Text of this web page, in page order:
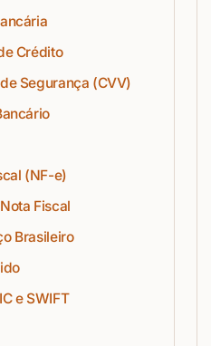
Crédito
Segurança (CVV)
(NF-e)
Fiscal
Brasileiro
e SWIFT